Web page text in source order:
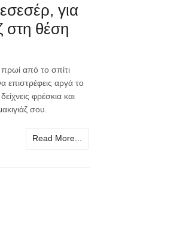
για
στη θέση
από το σπίτι
επιστρέφεις αργά το
φρέσκια και
σου.
Read More...